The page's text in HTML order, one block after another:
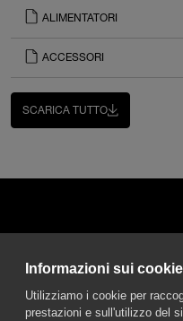
ALIMENTATORI
ACCESSORI
SCARICA TUTTO
50013 Campi Bisenzio Firenze -
Informazioni sui
Utilizziamo i cookie per
prestazioni e sull'utilizzo del